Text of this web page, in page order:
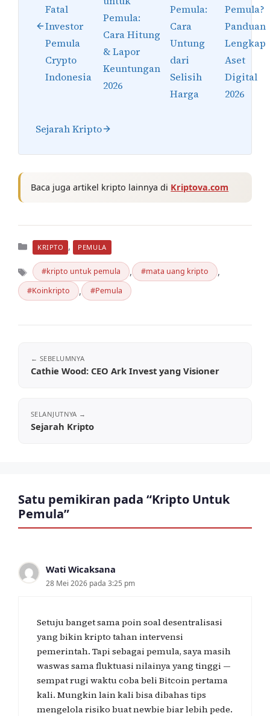
Fatal
Investor
Pemula
Crypto
Indonesia
Pemula:
Cara Hitung
& Lapor
Keuntungan
2026
Pemula:
Cara
Untung
dari
Selisih
Harga
Pemula?
Panduan
Lengkap
Aset
Digital
2026
Sejarah Kripto
Baca juga artikel kripto lainnya di Kriptova.com
Kategori
KRIPTO , PEMULA
Tag
kripto untuk pemula , mata uang kripto ,
Koinkripto , Pemula
Cathie Wood: CEO Ark Invest yang Visioner
Sejarah Kripto
Satu pemikiran pada “Kripto Untuk
Pemula”
Wati Wicaksana
28 Mei 2026 pada 3:25 pm
Setuju banget sama poin soal desentralisasi
yang bikin kripto tahan intervensi
pemerintah. Tapi sebagai pemula, saya masih
waswas sama fluktuasi nilainya yang tinggi —
sempat rugi waktu coba beli Bitcoin pertama
kali. Mungkin lain kali bisa dibahas tips
mengelola risiko buat newbie biar lebih pede.